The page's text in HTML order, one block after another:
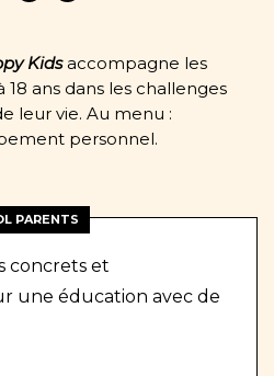
Kidsaccompagne les
18 ans dans les challenges
leur vie. Au menu :
personnel.
PARENTS
concrets et
une éducation avec de